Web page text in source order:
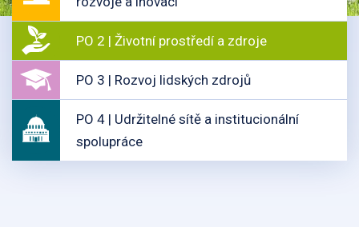
PO 2 | Životní prostředí a zdroje
PO 3 | Rozvoj lidských zdrojů
PO 4 | Udržitelné sítě a institucionální
spolupráce